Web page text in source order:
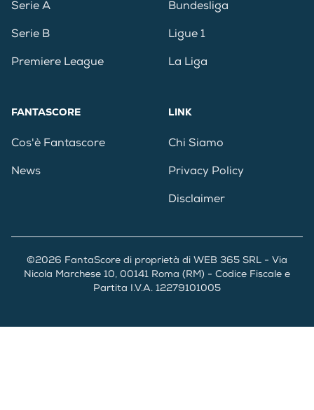
Serie A
Serie B
Premiere League
Bundesliga
Ligue 1
La Liga
FANTASCORE
Cos'è Fantascore
News
LINK
Chi Siamo
Privacy Policy
Disclaimer
©2026 FantaScore di proprietà di WEB 365 SRL - Via
Nicola Marchese 10, 00141 Roma (RM) - Codice Fiscale e
Partita I.V.A. 12279101005